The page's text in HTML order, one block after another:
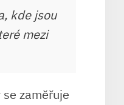
kde jsou
mezi
zaměřuje